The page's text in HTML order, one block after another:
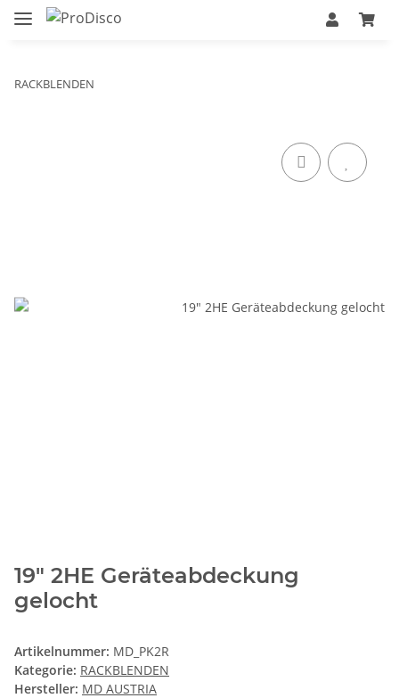
RACKBLENDEN
19" 2HE Geräteabdeckung
gelocht
Artikelnummer: MD_PK2R
Kategorie: RACKBLENDEN
Hersteller: MD AUSTRIA